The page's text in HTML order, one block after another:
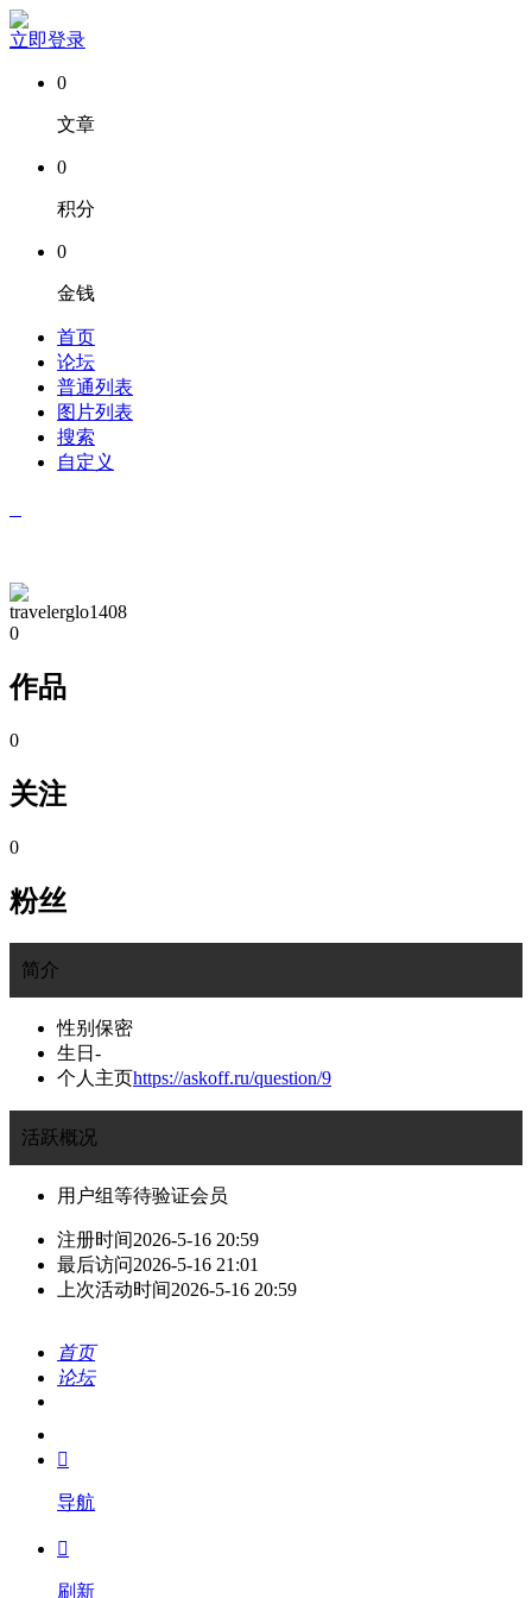
立即登录
0
文章
0
积分
0
金钱
首页
论坛
普通列表
图片列表
搜索
自定义
travelerglo1408
0
作品
0
关注
0
粉丝
简介
性别 保密
生日 -
个人主页https://askoff.ru/question/9
活跃概况
用户组等待验证会员
注册时间2026-5-16 20:59
最后访问2026-5-16 21:01
上次活动时间2026-5-16 20:59
首页
论坛
我的

导航

刷新